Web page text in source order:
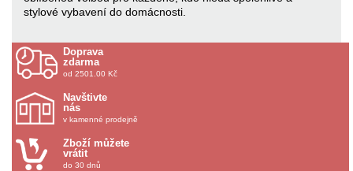
stylové vybavení do domácnosti.
Doprava
zdarma
od 2501.00 Kč
Navštivte
nás
v kamenné prodejně
Zboží můžete
vrátit
do 30 dnů